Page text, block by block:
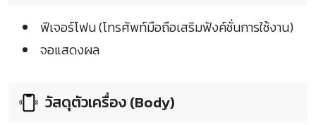
ฟีเจอร์โฟน (โทรศัพท์มือถือเสริมฟังค์ชั่นการใช้งาน)
จอแสดงผล
วัสดุตัวเครื่อง (Body)